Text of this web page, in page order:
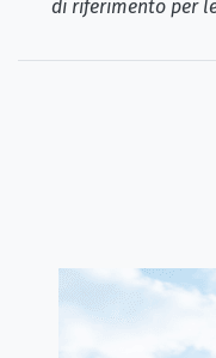
di riferimento per